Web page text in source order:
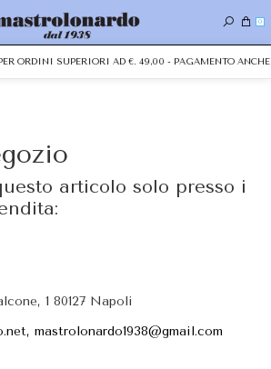
0
ORDINI SUPERIORI AD €. 49,00 - PAGAMENTO
articolo solo presso i
1 80127 Napoli
mastrolonardo1938@gmail.com